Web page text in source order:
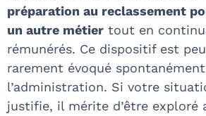
préparation au reclassement
un autre métier tout en
rémunérés. Ce dispositif est
rarement évoqué
l’administration. Si votre
justifie, il mérite d’être exploré